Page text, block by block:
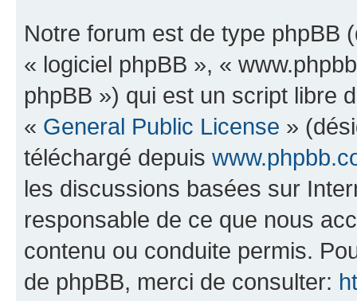
Notre forum est de type phpBB
« logiciel phpBB », «
phpBB ») qui est un script libre
« General Public License »
téléchargé depuis
les discussions basées sur
responsable de ce que nous
contenu ou conduite permis.
de phpBB, merci de consulter: